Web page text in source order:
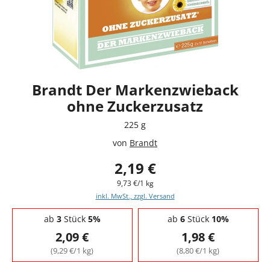
Brandt Der Markenzwieback
ohne Zuckerzusatz
225 g
von Brandt
2,19 €
9,73 €/1 kg
inkl. MwSt., zzgl. Versand
Staffelpreise - Mengenrabatt
ab 3Stück 5%
2,09 €
(9,29 €/1 kg)
ab 6Stück 10%
1,98 €
(8,80 €/1 kg)